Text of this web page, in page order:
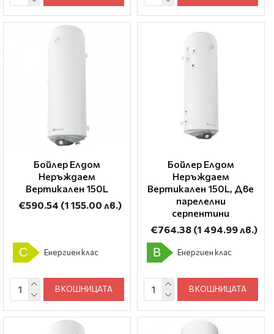
Бойлер Елдом
Неръждаем
Вертикален 150L
€590.54 (1 155.00 лв.)
C Енергиен клас
В КОШНИЦАТА
Бойлер Елдом
Неръждаем
Вертикален 150L, Две
парелелни
серпентини
€764.38 (1 494.99 лв.)
B Енергиен клас
В КОШНИЦАТА